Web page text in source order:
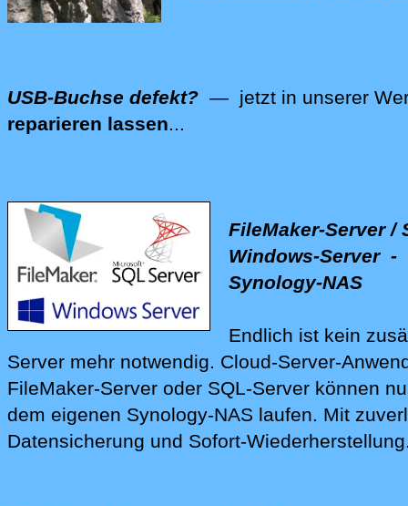
USB-Buchse defekt? — jetzt in unserer
reparieren lassen...
Wir reparieren auch Ihre Computer-
FileMaker-Server /
Windows-Server -
Synology-NAS
Endlich ist kein
Server mehr notwendig. Cloud-Ser‍ver-
FileMaker-Server oder SQL-Server können
dem eigenen Synology-NAS laufen. Mit
Da‍tensicherung und Sofort-